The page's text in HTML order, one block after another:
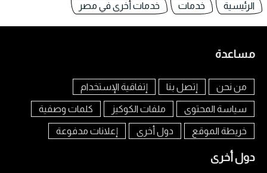
الرئيسية خدمات خدمات أخرى في مصر
مساعدة
من نحن إتصل بنا إتفاقية الإستخدام
سياسة المحتوى ملفات الكوكيز كلمات وصفية
خريطة الموقع دول أخرى إعلانات مدفوعة
دول أخرى